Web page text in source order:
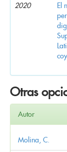
2020
El
Otras
Autor
Molina, C.